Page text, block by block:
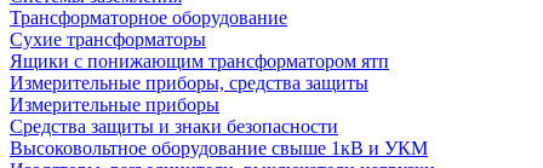
Трансформаторное оборудование
Сухие трансформаторы
Ящики с понижающим трансформатором ятп
Измерительные приборы, средства защиты
Измерительные приборы
Средства защиты и знаки безопасности
Высоковольтное оборудование свыше 1кВ и УКМ